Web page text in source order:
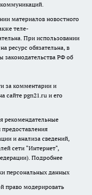
материалов новостного
теле-
При использовании
ресурс обязательна, в
РФ об
за комментарии и
сайте pgn21.ru и его
рекомендательные
и анализа сведений,
сети "Интернет",
Подробнее
персональных данных
право модерировать